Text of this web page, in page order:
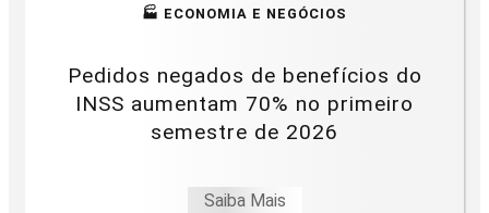
🏭 ECONOMIA E NEGÓCIOS
Pedidos negados de benefícios do
INSS aumentam 70% no primeiro
semestre de 2026
Saiba Mais